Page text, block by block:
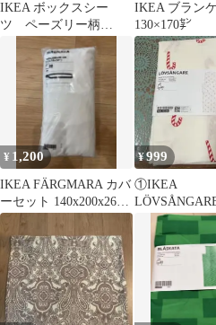
IKEA ボックスシー
ツ ペーズリー柄
IKEA ブラン
130×170㌢
¥ 1,200
IKEA FÄRGMARA カバ
ーセット 140x200x26
cm
¥999
①IKEA
110×125㎝
団カバー＆枕